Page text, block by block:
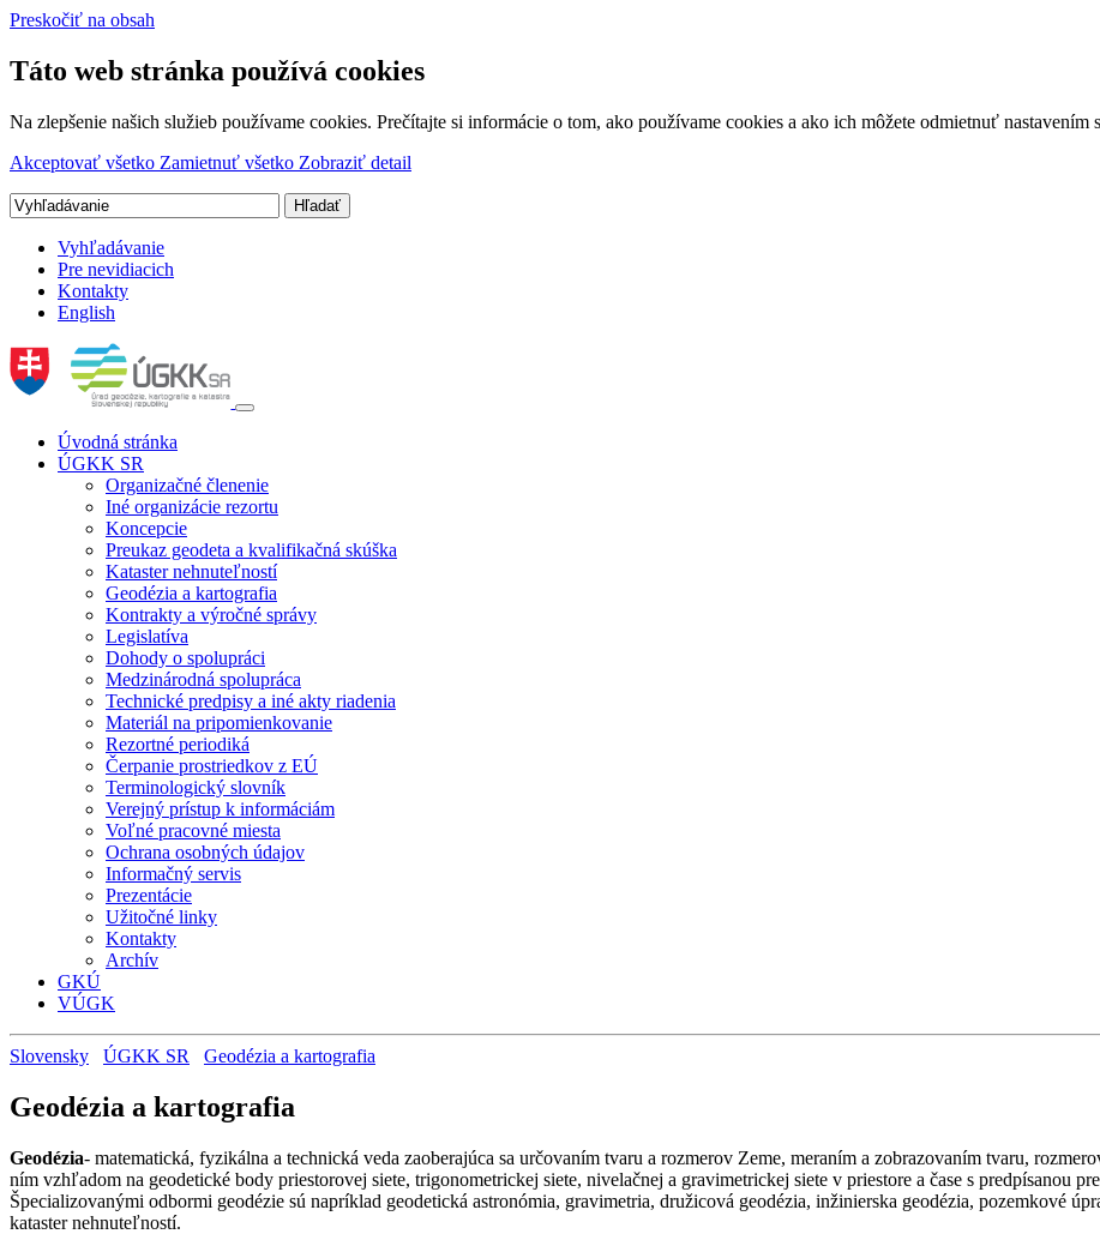
Preskočiť na obsah
Táto web stránka používá cookies
Na zlepšenie našich služieb používame cookies. Prečítajte si informácie o tom, ako používame cookies a ako ich môžete odmietnuť nastavením
Akceptovať všetko Zamietnuť všetko Zobraziť detail
Vyhľadávanie
Pre nevidiacich
Kontakty
English
Úvodná stránka
ÚGKK SR
Organizačné členenie
Iné organizácie rezortu
Koncepcie
Preukaz geodeta a kvalifikačná skúška
Kataster nehnuteľností
Geodézia a kartografia
Kontrakty a výročné správy
Legislatíva
Dohody o spolupráci
Medzinárodná spolupráca
Technické predpisy a iné akty riadenia
Materiál na pripomienkovanie
Rezortné periodiká
Čerpanie prostriedkov z EÚ
Terminologický slovník
Verejný prístup k informáciám
Voľné pracovné miesta
Ochrana osobných údajov
Informačný servis
Prezentácie
Užitočné linky
Kontakty
Archív
GKÚ
VÚGK
Slovensky ÚGKK SR Geodézia a kartografia
Geodézia a kartografia
Geodézia- matematická, fyzikálna a technická veda zaoberajúca sa určovaním tvaru a rozmerov Zeme, meraním a zobrazovaním tvaru,
ním vzhľadom na geodetické body priestorovej siete, trigonometrickej siete, nivelačnej a gravimetrickej siete v priestore a čase s predpísanou
Špecializovanými odbormi geodézie sú napríklad geodetická astronómia, gravimetria, družicová geodézia, inžinierska geodézia, pozemkové
kataster nehnuteľností.